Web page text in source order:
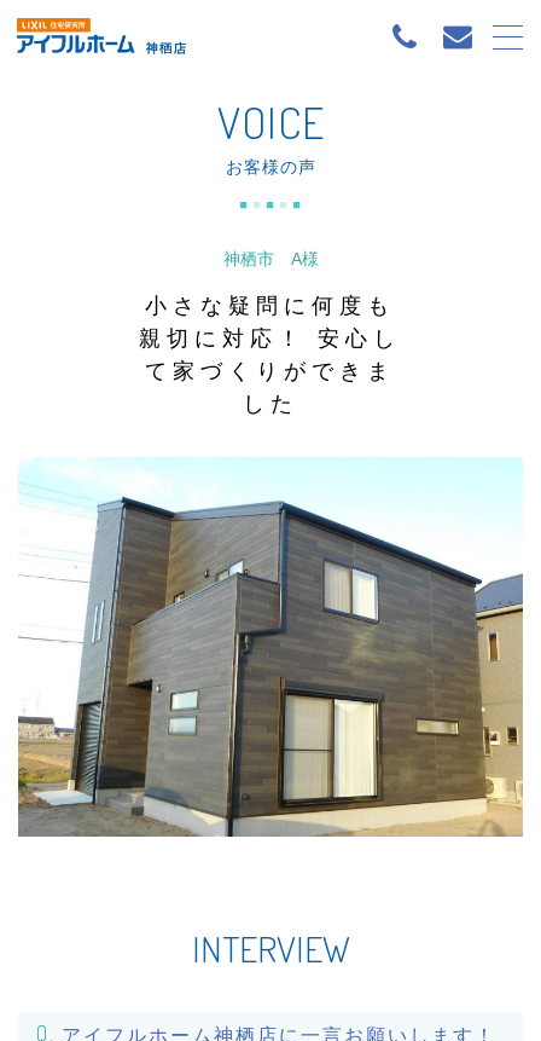
VOICE
お客様の声
神栖市 A様
小さな疑問に何度も
親切に対応！ 安心し
て家づくりができま
した
INTERVIEW
アイフルホーム神栖店に一言お願いします！